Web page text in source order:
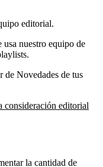
editorial.
nuestro equipo de
de Novedades de tus
consideración editorial
la cantidad de